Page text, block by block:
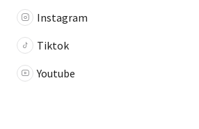
Instagram
Tiktok
Youtube